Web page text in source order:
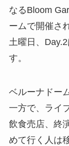
なるBloom
ームで開催さ
土曜日、
す。
ベルーナドー
一方で、ライ
飲食売店、終
めて行く人は